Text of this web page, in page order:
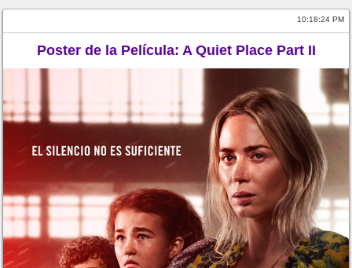
10:18:25 PM
Poster de la Película: A Quiet Place Part II